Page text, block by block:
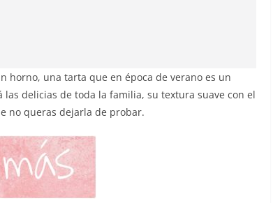
horno, una tarta que en época de verano es un
delicias de toda la familia, su textura suave con el
no queras dejarla de probar.